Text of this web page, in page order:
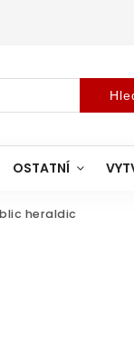
OSTATNÍ
heraldic